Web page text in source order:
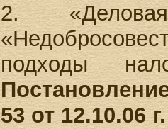
2.
подходы
53 от 12.10.06 г.